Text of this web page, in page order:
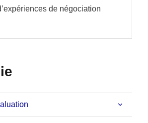
de négociation